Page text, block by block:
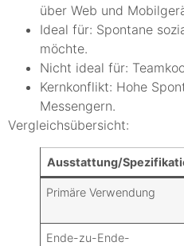
über Web und
Ideal für: Spontane
möchte.
Nicht ideal für:
Kernkonflikt: Hohe
Messengern.
Vergleichsübersicht:
Ausstattung/
Primäre Verwendung
Ende-zu-Ende-